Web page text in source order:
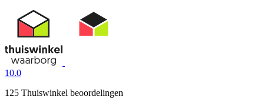
10.0
125 Thuiswinkel beoordelingen